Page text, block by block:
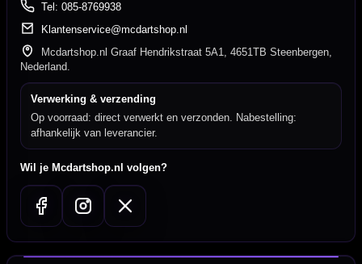
Tel: 085-8769938
Klantenservice@mcdartshop.nl
Mcdartshop.nl Graaf Hendrikstraat 5A1, 4651TB Steenbergen,
Nederland.
Verwerking & verzending
Op voorraad: direct verwerkt en verzonden. Nabestelling:
afhankelijk van leverancier.
Wil je Mcdartshop.nl volgen?